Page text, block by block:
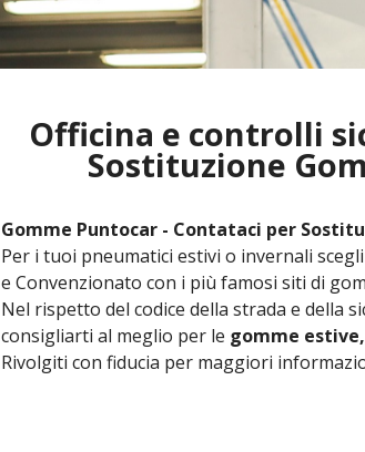
Officina e controlli
Sostituzione
Gomme Puntocar - Contataci per
Per i tuoi pneumatici estivi o invernali
e Convenzionato con i più famosi siti di
Nel rispetto del codice della strada e della
consigliarti al meglio per le gomme
Rivolgiti con fiducia per maggiori